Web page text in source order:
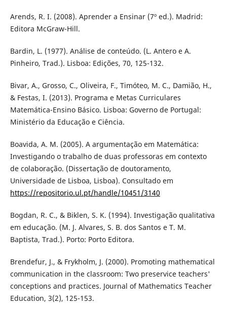
Arends, R. I. (2008). Aprender a Ensinar (7º ed.). Madrid:
Editora McGraw-Hill.
Bardin, L. (1977). Análise de conteúdo. (L. Antero e A.
Pinheiro, Trad.). Lisboa: Edições, 70, 125-132.
Bivar, A., Grosso, C., Oliveira, F., Timóteo, M. C., Damião, H.,
& Festas, I. (2013). Programa e Metas Curriculares
Matemática-Ensino Básico. Lisboa: Governo de Portugal:
Ministério da Educação e Ciência.
Boavida, A. M. (2005). A argumentação em Matemática:
Investigando o trabalho de duas professoras em contexto
de colaboração. (Dissertação de doutoramento,
Universidade de Lisboa, Lisboa). Consultado em
https://repositorio.ul.pt/handle/10451/3140
Bogdan, R. C., & Biklen, S. K. (1994). Investigação qualitativa
em educação. (M. J. Alvares, S. B. dos Santos e T. M.
Baptista, Trad.). Porto: Porto Editora.
Brendefur, J., & Frykholm, J. (2000). Promoting mathematical
communication in the classroom: Two preservice teachers'
conceptions and practices. Journal of Mathematics Teacher
Education, 3(2), 125-153.